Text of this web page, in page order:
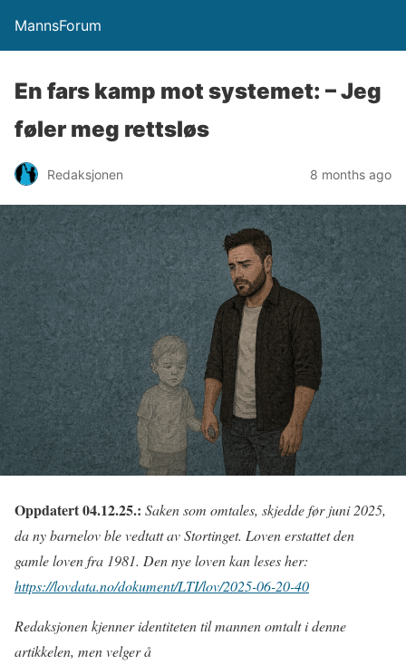
MannsForum
En fars kamp mot systemet: – Jeg
føler meg rettsløs
Redaksjonen 8 months ago
Oppdatert 04.12.25.: Saken som omtales, skjedde før juni 2025,
da ny barnelov ble vedtatt av Stortinget. Loven erstattet den
gamle loven fra 1981. Den nye loven kan leses her:
https://lovdata.no/dokument/LTI/lov/2025-06-20-40
Redaksjonen kjenner identiteten til mannen omtalt i denne
artikkelen, men velger å